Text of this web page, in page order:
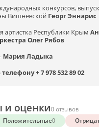
конкурсов,
Вишневской Георг Эннарис
артистка Республики Крым
Олег Рябов
Мария Ладыка
+ 7 978 532 89 02
и оценки0 отзывов
Положительные0